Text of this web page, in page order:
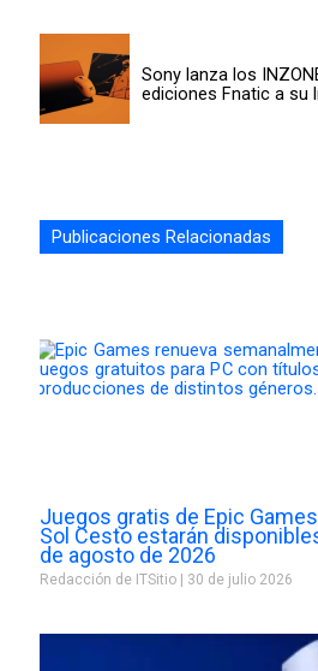
Sony lanza los
ediciones Fnatic a su
Publicaciones Relacionadas
Juegos gratis de Epic Games
Sol Cesto estarán
de agosto de 2026
Redacción de ITSitio 30 de julio 2026